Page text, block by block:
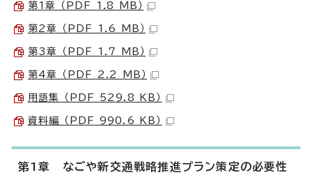
第1章 （PDF 1.8 MB）
第2章 （PDF 1.6 MB）
第3章 （PDF 1.7 MB）
第4章 （PDF 2.2 MB）
用語集 （PDF 529.8 KB）
資料編 （PDF 990.6 KB）
第1章 なごや新交通戦略推進プラン策定の必要性